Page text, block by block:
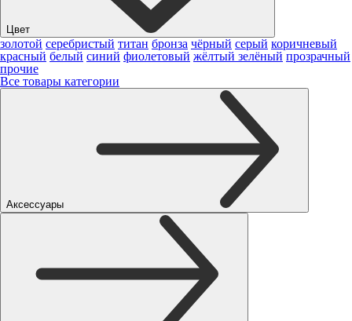
Цвет
золотой серебристый титан бронза чёрный серый коричневый
красный белый синий фиолетовый жёлтый зелёный прозрачный
прочие
Все товары категории
Аксессуары